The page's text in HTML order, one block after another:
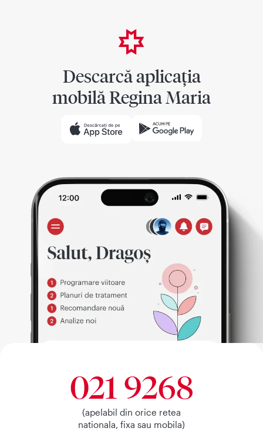
Descarcă aplicația
mobilă Regina Maria
021 9268
(apelabil din orice retea
nationala, fixa sau mobila)